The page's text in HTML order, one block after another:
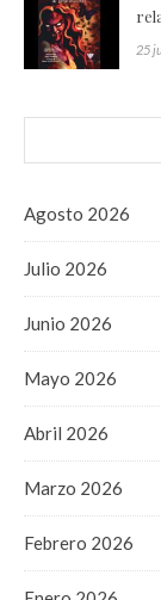
25
Agosto 2026
Julio 2026
Junio 2026
Mayo 2026
Abril 2026
Marzo 2026
Febrero 2026